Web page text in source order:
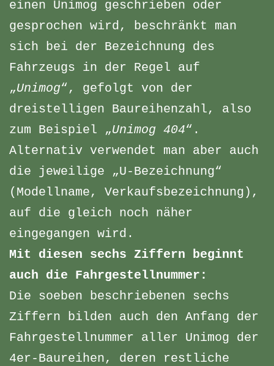
einen Unimog geschrieben oder
gesprochen wird, beschränkt man
sich bei der Bezeichnung des
Fahrzeugs in der Regel auf
„Unimog“, gefolgt von der
dreistelligen Baureihenzahl, also
zum Beispiel „Unimog 404“.
Alternativ verwendet man aber auch
die jeweilige „U-Bezeichnung“
(Modellname, Verkaufsbezeichnung),
auf die gleich noch näher
eingegangen wird.
Mit diesen sechs Ziffern beginnt
auch die Fahrgestellnummer:
Die soeben beschriebenen sechs
Ziffern bilden auch den Anfang der
Fahrgestellnummer aller Unimog der
4er-Baureihen, deren restliche